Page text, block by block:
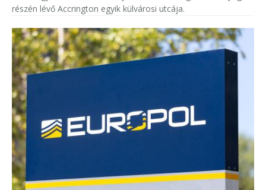
részén lévő Accrington egyik külvárosi utcája.